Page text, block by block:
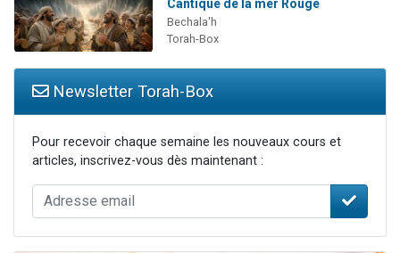
Cantique de la mer Rouge
Bechala'h
Torah-Box
Newsletter Torah-Box
Pour recevoir chaque semaine les nouveaux cours et
articles, inscrivez-vous dès maintenant :